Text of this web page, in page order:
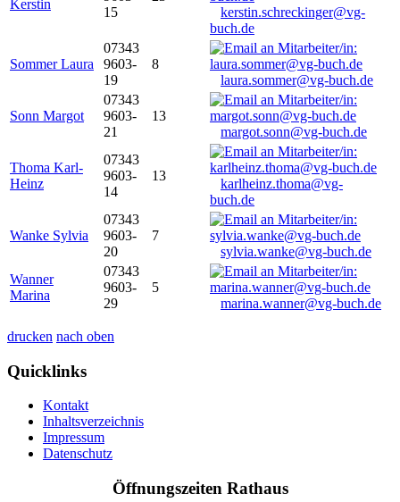
Kerstin
15
kerstin.schreckinger@vg-
buch.de
Sommer Laura
07343
9603-
19
8
laura.sommer@vg-buch.de
Sonn Margot
07343
9603-
21
13
margot.sonn@vg-buch.de
Thoma Karl-
Heinz
07343
9603-
14
13
karlheinz.thoma@vg-
buch.de
Wanke Sylvia
07343
9603-
20
7
sylvia.wanke@vg-buch.de
Wanner
Marina
07343
9603-
29
5
marina.wanner@vg-buch.de
drucken nach oben
Quicklinks
Kontakt
Inhaltsverzeichnis
Impressum
Datenschutz
Öffnungszeiten Rathaus